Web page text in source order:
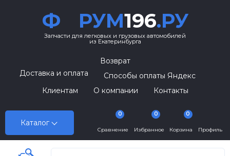
Ф РУМ196.РУ
Запчасти для легковых и грузовых автомобилей
из Екатеринбурга
Каталог
Возврат
Доставка и оплата
Способы оплаты Яндекс
Клиентам
О компании Контакты
Сравнение
0
Избранное
0
Корзина
0
Профиль